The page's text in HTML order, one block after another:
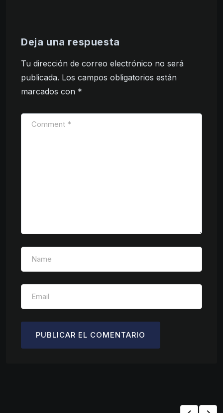
Deja una respuesta
Tu dirección de correo electrónico no será
publicada. Los campos obligatorios están
marcados con *